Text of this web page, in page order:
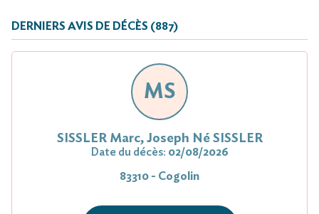
DERNIERS AVIS DE DÉCÈS (887)
MS
SISSLER Marc, Joseph Né SISSLER
Date du décès: 02/08/2026
83310 - Cogolin